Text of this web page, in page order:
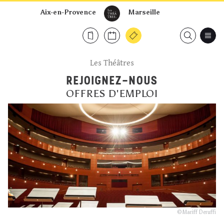
Marseille
Aix-en-Provence
Les Théâtres
REJOIGNEZ-NOUS
OFFRES D'EMPLOI
© Mariff Deruffi